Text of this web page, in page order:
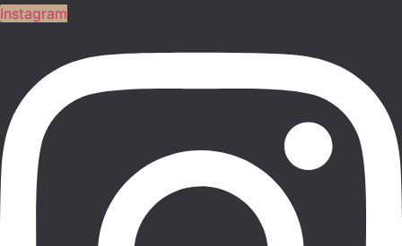
Instagram